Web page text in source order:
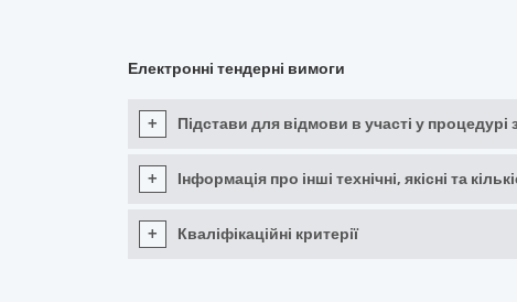
Електронні тендерні вимоги
+ Підстави для відмови в участі у процедурі
+ Інформація про інші технічні, якісні та
+ Кваліфікаційні критерії